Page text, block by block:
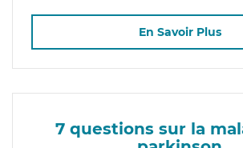
En Savoir Plus
7 questions sur la